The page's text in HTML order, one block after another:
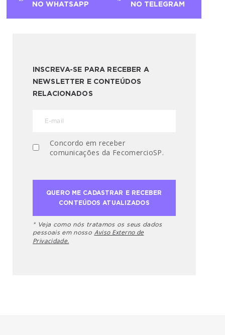
NO WHATSAPP
NO TELEGRAM
INSCREVA-SE PARA RECEBER A
NEWSLETTER E CONTEÚDOS
RELACIONADOS
Concordo em receber
comunicações da FecomercioSP.
* Veja como nós tratamos os seus dados
pessoais em nosso Aviso Externo de
Privacidade.